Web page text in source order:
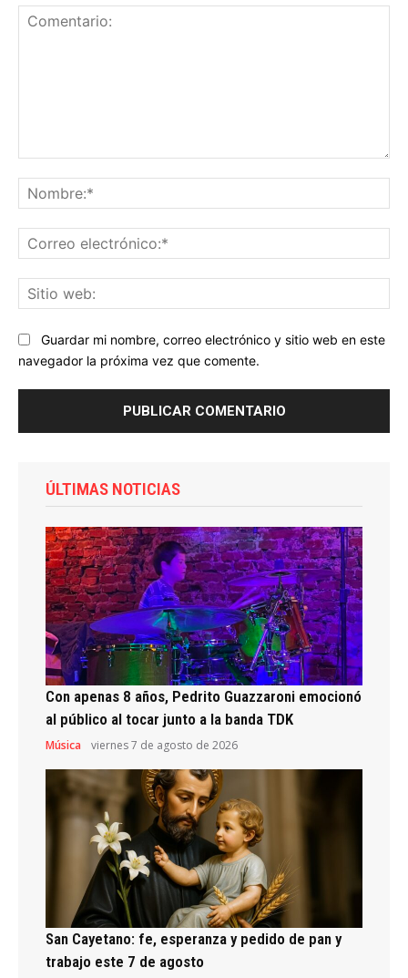
Guardar mi nombre, correo electrónico y sitio web en este
navegador la próxima vez que comente.
ÚLTIMAS NOTICIAS
Con apenas 8 años, Pedrito Guazzaroni emocionó
al público al tocar junto a la banda TDK
Música viernes 7 de agosto de 2026
San Cayetano: fe, esperanza y pedido de pan y
trabajo este 7 de agosto